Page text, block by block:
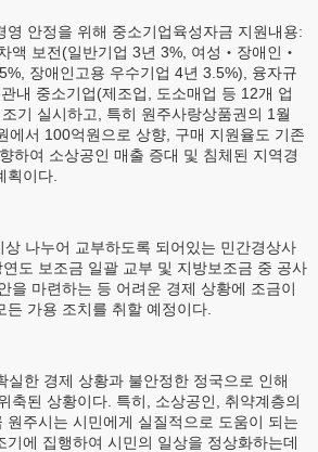
영 안정을 위해 중소기업육성자금 지원내용:
액 보전(일반기업 3년 3%, 여성‧장애인‧
장애인고용 우수기업 4년 3.5%), 융자규
내 중소기업(제조업, 도소매업 등 12개 업
기 실시하고, 특히 원주사랑상품권의 1월
에서 100억원으로 상향, 구매 지원율도 기존
하여 소상공인 매출 증대 및 침체된 지역경
획이다.
나누어 교부하도록 되어있는 민간경상사
도 보조금 일괄 교부 및 지방보조금 중 공사
을 마련하는 등 어려운 경제 상황에 조금이
가용 조치를 취할 예정이다.
실한 경제 상황과 불안정한 정국으로 인해
축된 상황이다. 특히, 소상공인, 취약계층의
원주시는 시민에게 실질적으로 도움이 되는
기에 집행하여 시민의 일상을 정상화하는데